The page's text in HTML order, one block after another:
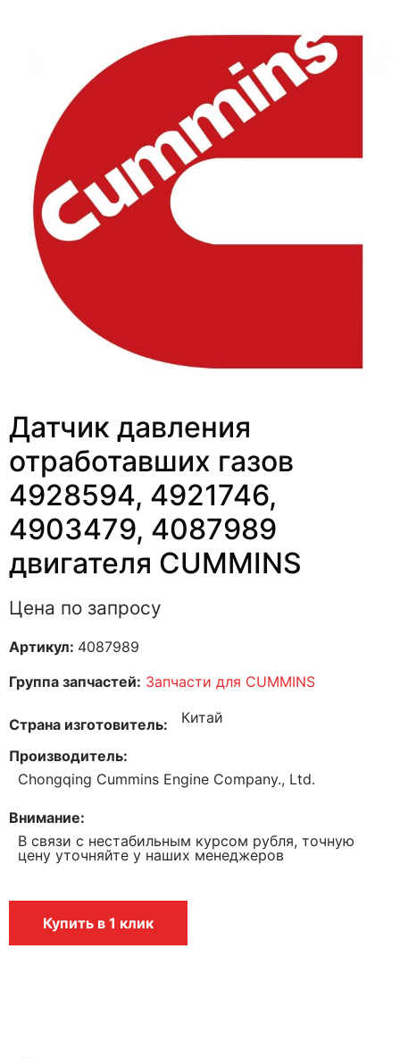
Датчик давления
отработавших газов
4928594, 4921746,
4903479, 4087989
двигателя CUMMINS
Цена по запросу
Артикул: 4087989
Группа запчастей: Запчасти для CUMMINS
Страна изготовитель Китай
Производитель
Chongqing Cummins Engine Company., Ltd.
Внимание
В связи с нестабильным курсом рубля, точную
цену уточняйте у наших менеджеров
Купить в 1 клик